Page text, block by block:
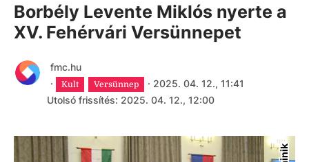
Borbély Levente Miklós nyerte a
XV. Fehérvári Versünnepet
fmc.hu
·
Kult Versünnep · 2025. 04. 12., 11:41
Utolsó frissítés: 2025. 04. 12., 12:00